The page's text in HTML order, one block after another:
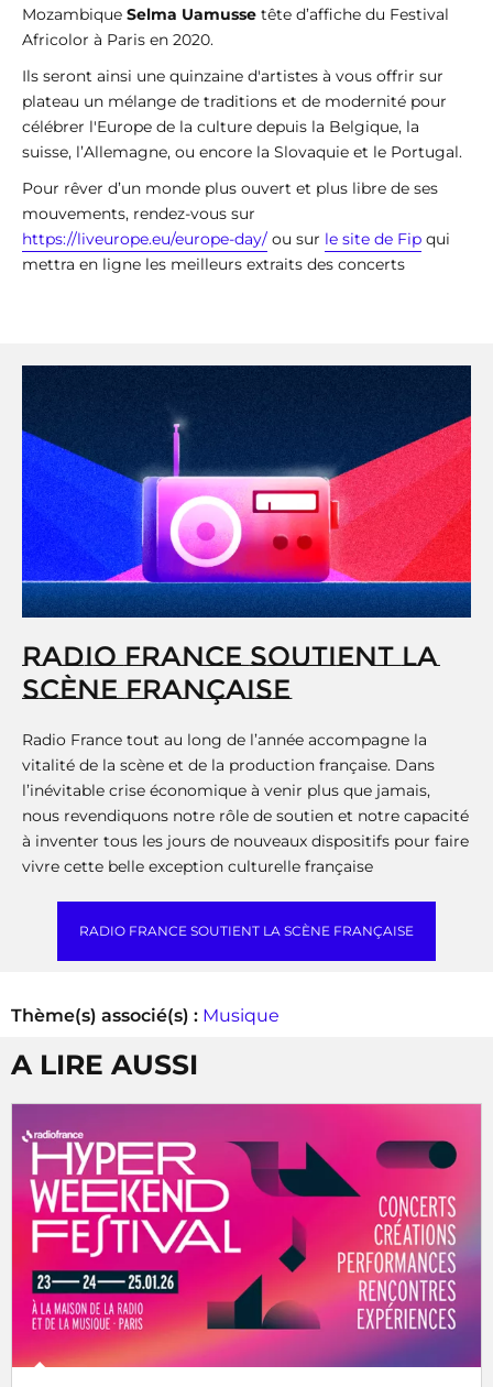
Mozambique Selma Uamusse tête d’affiche du Festival
Africolor à Paris en 2020.
Ils seront ainsi une quinzaine d'artistes à vous offrir sur
plateau un mélange de traditions et de modernité pour
célébrer l'Europe de la culture depuis la Belgique, la
suisse, l’Allemagne, ou encore la Slovaquie et le Portugal.
Pour rêver d’un monde plus ouvert et plus libre de ses
mouvements, rendez-vous sur
https://liveurope.eu/europe-day/ ou sur le site de Fip qui
mettra en ligne les meilleurs extraits des concerts
RADIO FRANCE SOUTIENT LA
SCÈNE FRANÇAISE
Radio France tout au long de l’année accompagne la
vitalité de la scène et de la production française. Dans
l’inévitable crise économique à venir plus que jamais,
nous revendiquons notre rôle de soutien et notre capacité
à inventer tous les jours de nouveaux dispositifs pour faire
vivre cette belle exception culturelle française
RADIO FRANCE SOUTIENT LA SCÈNE FRANÇAISE
Thème(s) associé(s) : Musique
A LIRE AUSSI